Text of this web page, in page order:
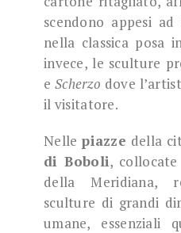
scendono appesi
nella classica posa
invece, le sculture
eScherzo dove
il visitatore.
Nellepiazze della
di Boboli,
della Meridiana,
sculture di grandi
umane, essenziali